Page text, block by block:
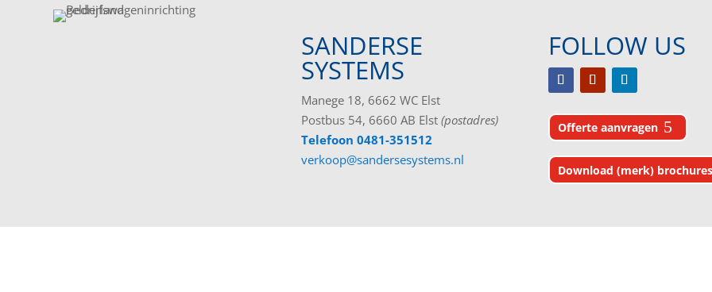
SANDERSE
SYSTEMS
Manege 18, 6662 WC Elst
Postbus 54, 6660 AB Elst (postadres)
Telefoon 0481-351512
verkoop@sandersesystems.nl
FOLLOW US
Offerte aanvragen
Download (merk) brochures